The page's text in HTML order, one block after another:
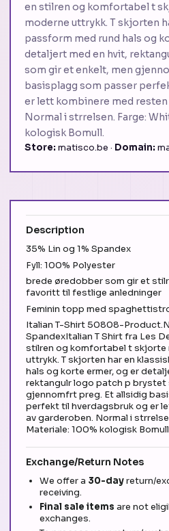
en stilren og komfortabel t
moderne uttrykk. T skjorten
passform med rund hals og
detaljert med en hvit,
som gir et enkelt, men
basisplagg som passer
er lett kombinere med resten
Normal i strrelsen. Farge:
kologisk Bomull.
Store: matisco.be · Domain:
Description
35% Lin og 1% Spandex
Fyll: 100% Polyester
brede øredobber som gir et
favoritt til festlige anledninger
Feminin topp med
Italian T-Shirt 50808-
SpandexItalian T Shirt fra Les
stilren og komfortabel t skjorte
uttrykk. T skjorten har en
hals og korte ermer, og er
rektangulr logo patch p brystet
gjennomfrt preg. Et allsidig
perfekt til hverdagsbruk og er
av garderoben. Normal i
Materiale: 100% kologisk
Exchange/Return Notes
We offer a 30-dayreturn/
receiving.
Final sale items are not
exchanges.